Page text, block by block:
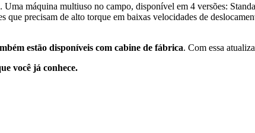
. Uma máquina multiuso no campo, disponível em 4 versões:
que precisam de alto torque em baixas velocidades de
estão disponíveis com cabine de fábrica. Com essa
você já conhece.